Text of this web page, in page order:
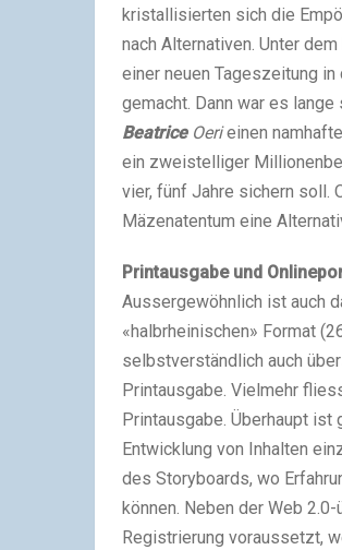
kristallisierten sich die
nach Alternativen. Unter
einer neuen Tageszeitung
gemacht. Dann war es
BeatriceOerieinen
ein zweistelliger
vier, fünf Jahre sichern soll.
Mäzenatentum eine
Printausgabe und
Aussergewöhnlich ist auch
«halbrheinischen» Format
selbstverständlich auch
Printausgabe. Vielmehr
Printausgabe. Überhaupt ist
Entwicklung von Inhalten
des Storyboards, wo
können. Neben der Web
Registrierung voraussetzt,